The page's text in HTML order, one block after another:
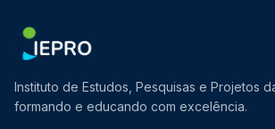
Instituto de Estudos, Pesquisas e Projetos
formando e educando com excelência.